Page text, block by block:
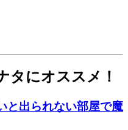
タにオススメ！
と出られない部屋で魔